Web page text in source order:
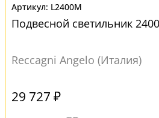
L2400M
Подвесной светильник
Reccagni Angelo (Италия)
29 727 ₽